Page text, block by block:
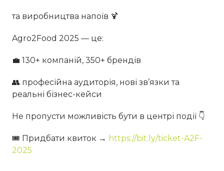
та виробництва напоїв 🍹
Agro2Food 2025 — це:
💼 130+ компаній, 350+ брендів
👥 професійна аудиторія, нові зв’язки та
реальні бізнес-кейси
Не пропусти можливість бути в центрі події 👇
🎟 Придбати квиток → https://bit.ly/ticket-A2F-
2025